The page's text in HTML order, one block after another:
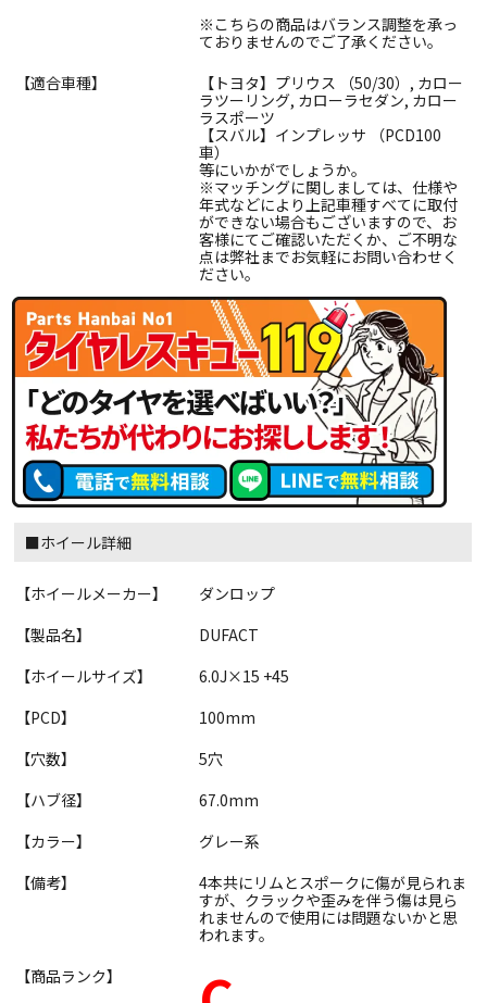
※こちらの商品はバランス調整を承っ
ておりませんのでご了承ください。
【適合車種】
【トヨタ】プリウス （50/30）, カロー
ラツーリング, カローラセダン, カロー
ラスポーツ
【スバル】インプレッサ （PCD100
車）
等にいかがでしょうか。
※マッチングに関しましては、仕様や
年式などにより上記車種すべてに取付
ができない場合もございますので、お
客様にてご確認いただくか、ご不明な
点は弊社までお気軽にお問い合わせく
ださい。
■ホイール詳細
【ホイールメーカー】
ダンロップ
【製品名】
DUFACT
【ホイールサイズ】
6.0J×15 +45
【PCD】
100mm
【穴数】
5穴
【ハブ径】
67.0mm
【カラー】
グレー系
【備考】
4本共にリムとスポークに傷が見られま
すが、クラックや歪みを伴う傷は見ら
れませんので使用には問題ないかと思
われます。
【商品ランク】